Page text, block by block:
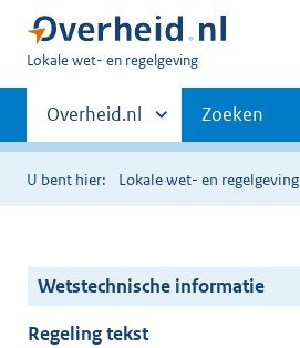
U
hier:
Lokale wet- en regelgeving
Primaire
navigatie
Andere
sites
binnen
Overheid.nl Zoeken
U bent hier: Lokale wet- en regelgeving
Wetstechnische informatie
Regeling tekst